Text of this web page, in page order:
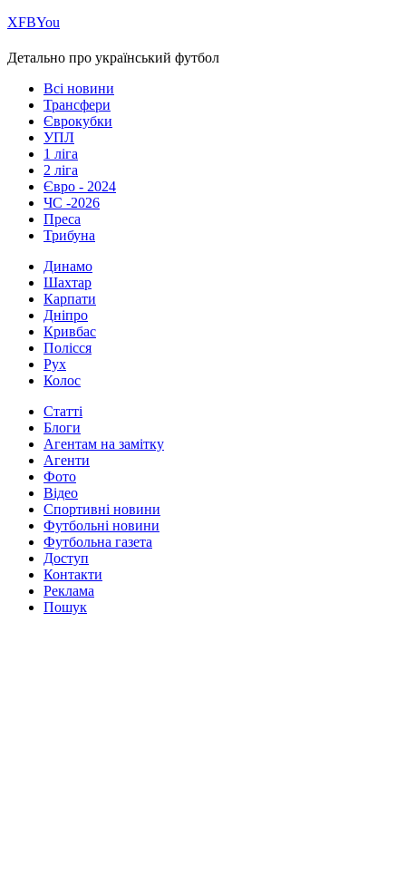
ХFBYou
Детально про український футбол
Всі новини
Трансфери
Єврокубки
УПЛ
1 ліга
2 ліга
Євро - 2024
ЧС -2026
Преса
Трибуна
Динамо
Шахтар
Карпати
Дніпро
Кривбас
Полісся
Рух
Колос
Статті
Блоги
Агентам на замітку
Агенти
Фото
Відео
Спортивні новини
Футбольні новини
Футбольна газета
Доступ
Контакти
Реклама
Пошук